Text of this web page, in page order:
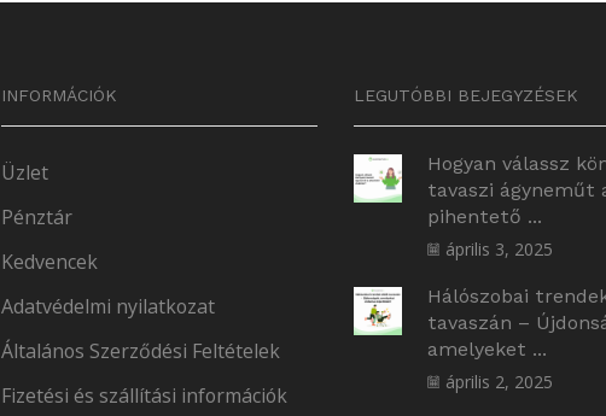
INFORMÁCIÓK
Üzlet
Pénztár
Kedvencek
Adatvédelmi nyilatkozat
Általános Szerződési Feltételek
Fizetési és szállítási információk
LEGUTÓBBI BEJEGYZÉSEK
Hogyan válassz
tavaszi ágyneműt
pihentető ...
április 3, 2025
Hálószobai
tavaszán –
amelyeket ...
április 2, 2025